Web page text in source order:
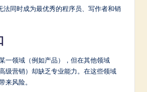
法同时成为最优秀的程序员、写作者和销
一领域（例如产品），但在其他领域
级营销）却缺乏专业能力。在这些领域
来风险。